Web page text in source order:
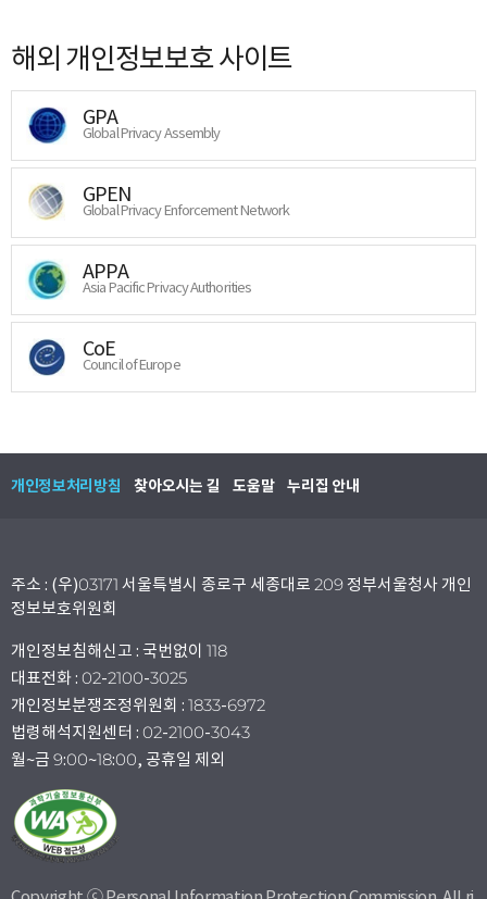
해외 개인정보보호 사이트
GPA
Global Privacy Assembly
GPEN
Global Privacy Enforcement Network
APPA
Asia Pacific Privacy Authorities
CoE
Council of Europe
개인정보처리방침 찾아오시는 길 도움말 누리집 안내
주소 : (우)03171 서울특별시 종로구 세종대로 209 정부서울청사 개인
정보보호위원회
개인정보침해신고 : 국번없이 118
대표전화 : 02-2100-3025
개인정보분쟁조정위원회 : 1833-6972
법령해석지원센터 : 02-2100-3043
월~금 9:00~18:00, 공휴일 제외